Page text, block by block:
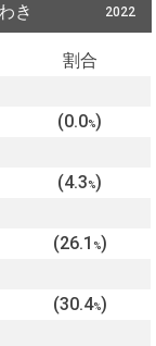
2022
き
割合
(0.0%)
(4.3%)
(26.1 %)
(30.4%)